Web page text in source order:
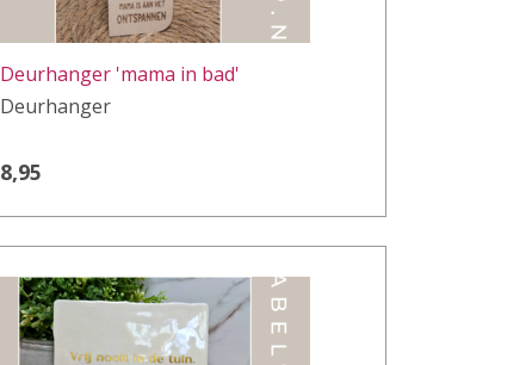
Deurhanger 'mama in bad'
Deurhanger
8,95